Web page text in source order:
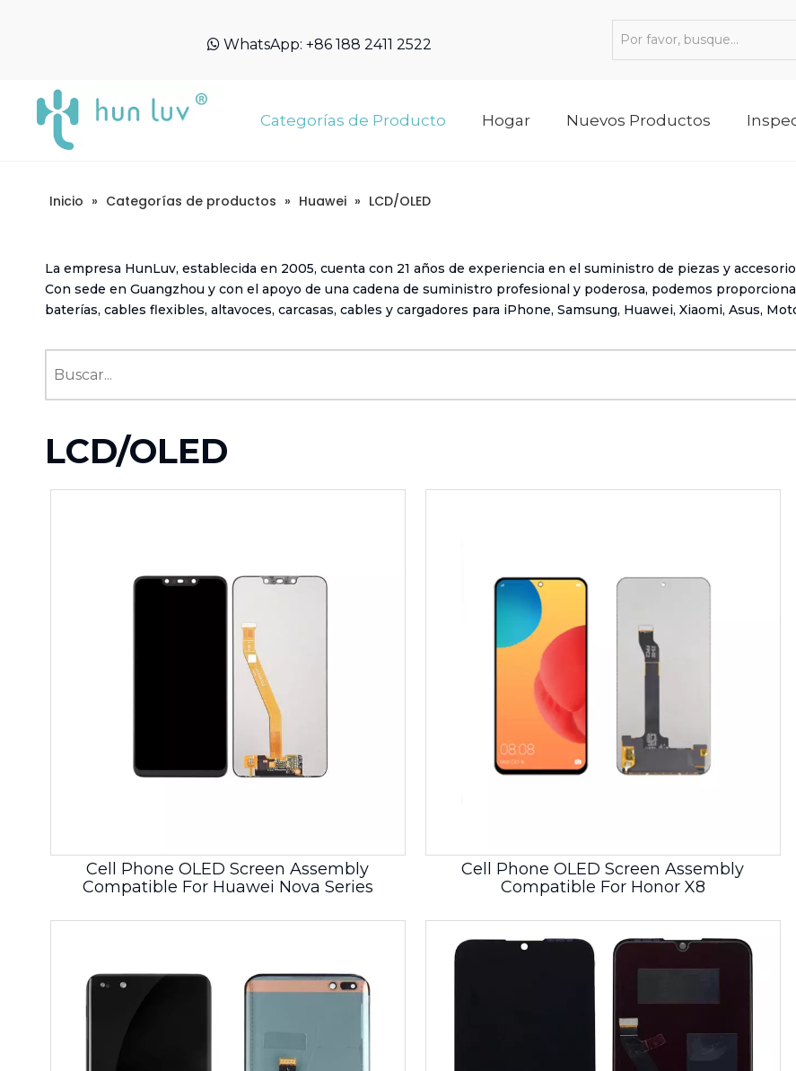
 WhatsApp: +86 188 2411 2522
Categorías de Producto Hogar Nuevos Productos
Inicio » Categorías de productos » Huawei » LCD/OLED
La empresa HunLuv, establecida en 2005, cuenta con 21 años de experiencia en el suministro de piezas y
Con sede en Guangzhou y con el apoyo de una cadena de suministro profesional y poderosa, podemos
baterías, cables flexibles, altavoces, carcasas, cables y cargadores para iPhone, Samsung, Huawei, Xiaomi, Asus,
LCD/OLED
Cell Phone OLED Screen Assembly
Compatible For Huawei Nova Series
Cell Phone OLED Screen Assembly
Compatible For Honor X8